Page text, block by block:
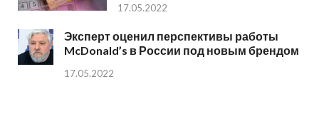
17.05.2022
Эксперт оценил перспективы работы
McDonald’s в России под новым брендом
17.05.2022